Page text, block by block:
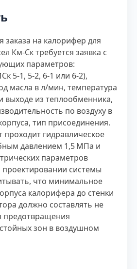
на калорифер для
Км-Ск требуется заявка с
параметров:
5-1, 5-2, 6-1 или 6-2),
масла в л/мин, температура
выходе из теплообменника,
по воздуху в
тип присоединения.
гидравлическое
давлением 1,5 МПа и
параметров
системы
что минимальное
калорифера до стенки
должно составлять не
предотвращения
зон в воздушном